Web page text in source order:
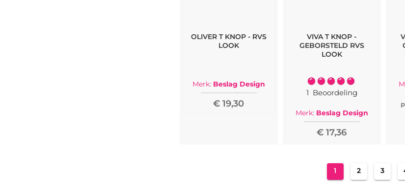
OLIVER T KNOP - RVS
LOOK
Merk: Beslag Design
€ 19,30
VIVA T KNOP -
GEBORSTELD RVS
LOOK
Waardering:
100%
1 Beoordeling
Merk: Beslag Design
€ 17,36
Pagina
U lees momenteel
1 Pagina
2 Pagina
3